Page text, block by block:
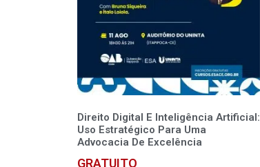
Direito Digital E Inteligência Artificial:
Uso Estratégico Para Uma
Advocacia De Excelência
GRATUITO